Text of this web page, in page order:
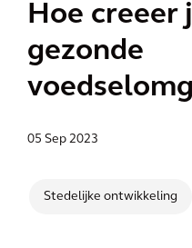
Hoe creeer
gezonde
05 Sep 2023
Stedelijke ontwikkeling